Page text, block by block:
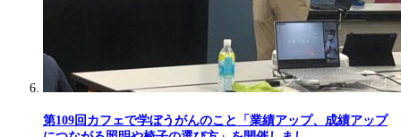
第109回カフェで学ぼうがんのこと「業績アップ、成績アップ